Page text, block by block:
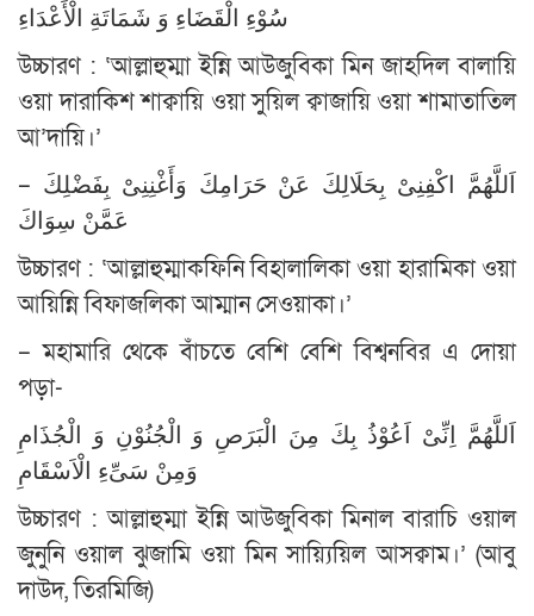
سُوْءِ الْقَضَاءِ وَ شَمَاتَةِ الْأَعْدَاءِ
উচ্চারণ : ‘আল্লাহুম্মা ইন্নি আউজুবিকা মিন জাহদিল বালায়ি
ওয়া দারাকিশ শাক্বায়ি ওয়া সুয়িল ক্বাজায়ি ওয়া শামাতাতিল
আ’দায়ি।’
– اَللَّهُمَّ اكْفِنِىْ بِحَلَالِكَ عَنْ حَرَامِكَ وَأَغْنِنِىْ بِفَضْلِكَ
عَمَّنْ سِوَاكَ
উচ্চারণ : ‘আল্লাহুম্মাকফিনি বিহালালিকা ওয়া হারামিকা ওয়া
আয়িন্নি বিফাজলিকা আম্মান সেওয়াকা।’
– মহামারি থেকে বাঁচতে বেশি বেশি বিশ্বনবির এ দোয়া
পড়া-
اَللَّهُمَّ اِنِّىْ اَعُوْذُ بِكَ مِنَ الْبَرَصِ وَ الْجُنُوْنِ وَ الْجُذَامِ
وَمِنْ سَىِّءِ الْاَسْقَامِ
উচ্চারণ : আল্লাহুম্মা ইন্নি আউজুবিকা মিনাল বারাচি ওয়াল
জুনুনি ওয়াল ঝুজামি ওয়া মিন সায়্যিয়িল আসক্বাম।’ (আবু
দাউদ, তিরমিজি)